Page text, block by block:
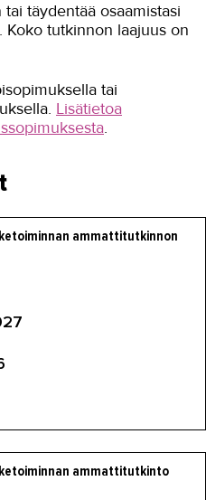
täydentää osaamistasi
tutkinnon laajuus on
tai
Lisätietoa
.
ammattitutkinnon
ammattitutkinto